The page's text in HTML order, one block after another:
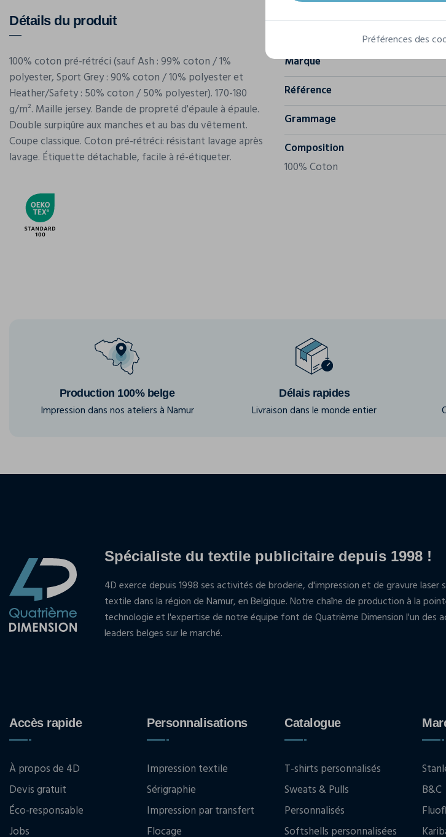
Détails du produit
100% coton pré-rétréci (sauf Ash : 99% coton / 1%
polyester, Sport Grey : 90% coton / 10% polyester et
Heather/Safety : 50% coton / 50% polyester). 170-180
g/m². Maille jersey. Bande de propreté d'épaule à épaule.
Double surpiqûre aux manches et au bas du vêtement.
Coupe classique. Coton pré-rétréci: résistant lavage après
lavage. Étiquette détachable, facile à ré-étiqueter.
Caractéristiques
Marque
Référence
Grammage
Composition
100% Coton
Production 100% belge
Impression dans nos ateliers à Namur
Délais rapides
Livraison dans le monde entier
Spécialiste du textile publicitaire depuis 1998 !
4D exerce depuis 1998 ses activités de broderie, d'impression et de gravure laser
textile dans la région de Namur, en Belgique. Notre chaîne de production à la
technologie et l'expertise de notre équipe font de Quatrième Dimension l'un des
leaders belges sur le marché.
Accès rapide
À propos de 4D
Devis gratuit
Éco-responsable
Jobs
Personnalisations
Impression textile
Sérigraphie
Impression par transfert
Flocage
Catalogue
T-shirts personnalisés
Sweats & Pulls
Personnalisés
Softshells personnalisées
B&C
Préférences des